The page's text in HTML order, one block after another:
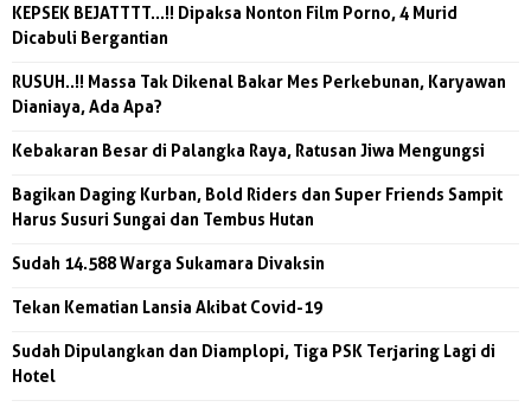
KEPSEK BEJATTTT...!! Dipaksa Nonton Film Porno, 4 Murid
Dicabuli Bergantian
RUSUH..!! Massa Tak Dikenal Bakar Mes Perkebunan, Karyawan
Dianiaya, Ada Apa?
Kebakaran Besar di Palangka Raya, Ratusan Jiwa Mengungsi
Bagikan Daging Kurban, Bold Riders dan Super Friends Sampit
Harus Susuri Sungai dan Tembus Hutan
Sudah 14.588 Warga Sukamara Divaksin
Tekan Kematian Lansia Akibat Covid-19
Sudah Dipulangkan dan Diamplopi, Tiga PSK Terjaring Lagi di
Hotel